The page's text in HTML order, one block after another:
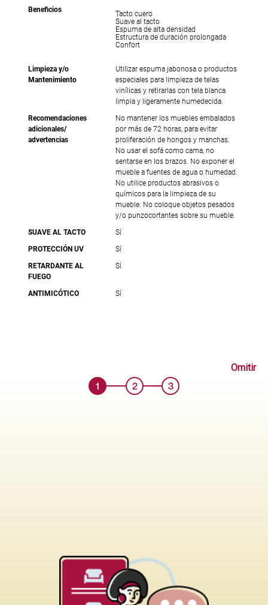
Beneficios
Tacto cuero
Suave al tacto
Espuma de alta densidad
Estructura de duración prolongada
Confort
Limpieza y/o
Mantenimiento
Utilizar espuma jabonosa o productos
especiales para limpieza de telas
vinílicas y retirarlas con tela blanca
limpia y ligeramente humedecida.
Recomendaciones
adicionales/
advertencias
No mantener los muebles embalados
por más de 72 horas, para evitar
proliferación de hongos y manchas.
No usar el sofá como cama, no
sentarse en los brazos. No exponer el
mueble a fuentes de agua o humedad.
No utilice productos abrasivos o
químicos para la limpieza de su
mueble. No coloque objetos pesados
y/o punzocortantes sobre su mueble.
SUAVE AL TACTO
Sí
PROTECCIÓN UV
Sí
RETARDANTE AL
FUEGO
Sí
ANTIMICÓTICO Sí